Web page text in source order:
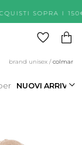
ACQUISTI
brand unisex /colmar